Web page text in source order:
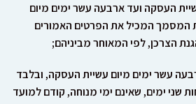
העסקה ועד ארבעה עשר ימים מיום
המסמך המכיל את הפרטים האמורים
הצרכן, לפי המאוחר מביניהם;
עשר ימים מיום עשיית העסקה, ובלבד
שני ימים, שאינם ימי מנוחה, קודם למועד